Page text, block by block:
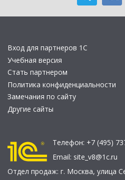
Вход для партнеров 1С
Учебная версия
Стать партнером
Политика конфиденциальности
Замечания по сайту
Другие сайты
Телефон: +7 (495)
Email: site_v8@1c.ru
Отдел продаж: г. Москва, улица